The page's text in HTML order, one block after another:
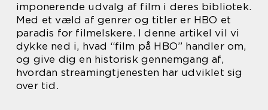
imponerende udvalg af film i deres bibliotek.
Med et væld af genrer og titler er HBO et
paradis for filmelskere. I denne artikel vil vi
dykke ned i, hvad “film på HBO” handler om,
og give dig en historisk gennemgang af,
hvordan streamingtjenesten har udviklet sig
over tid.